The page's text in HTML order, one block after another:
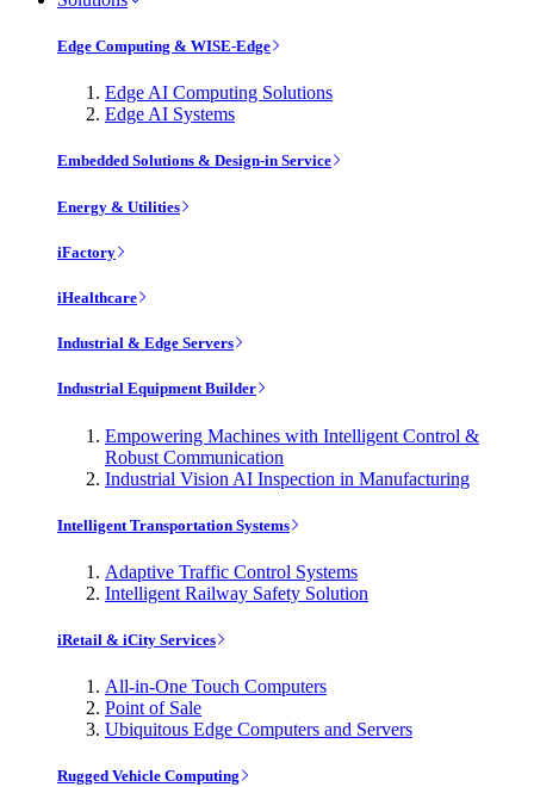
Edge Computing & WISE-Edge
Edge AI Computing Solutions
Edge AI Systems
Embedded Solutions & Design-in Service
Energy & Utilities
iFactory
iHealthcare
Industrial & Edge Servers
Industrial Equipment Builder
Empowering Machines with Intelligent Control &
Robust Communication
Industrial Vision AI Inspection in Manufacturing
Intelligent Transportation Systems
Adaptive Traffic Control Systems
Intelligent Railway Safety Solution
iRetail & iCity Services
All-in-One Touch Computers
Point of Sale
Ubiquitous Edge Computers and Servers
Rugged Vehicle Computing